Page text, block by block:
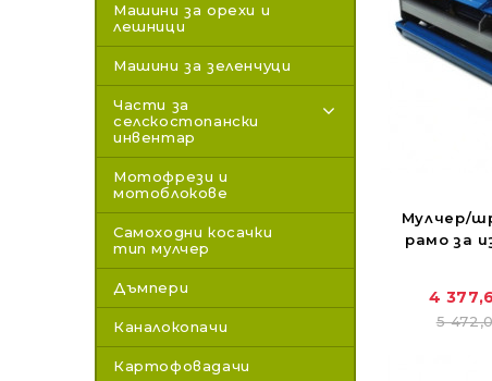
Машини за орехи и
лешници
Машини за зеленчуци
Части за
селскостопански
инвентар
Мотофрези и
мотоблокове
Самоходни косачки
тип мулчер
Дъмпери
Каналокопачи
Картофовадачи
Мулчер/
рамо за
4
5